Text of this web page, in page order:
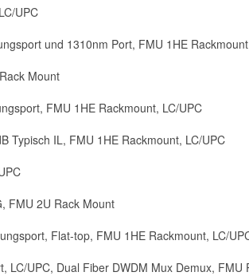
UPC
und 1310nm Port, FMU 1HE
Mount
FMU 1HE Rackmount, LC/UPC
Typisch IL, FMU 1HE Rackmount, LC/UPC
FMU 2U Rack Mount
Flat-top, FMU 1HE Rackmount, LC/
LC/UPC, Dual Fiber DWDM Mux Demux, FMU